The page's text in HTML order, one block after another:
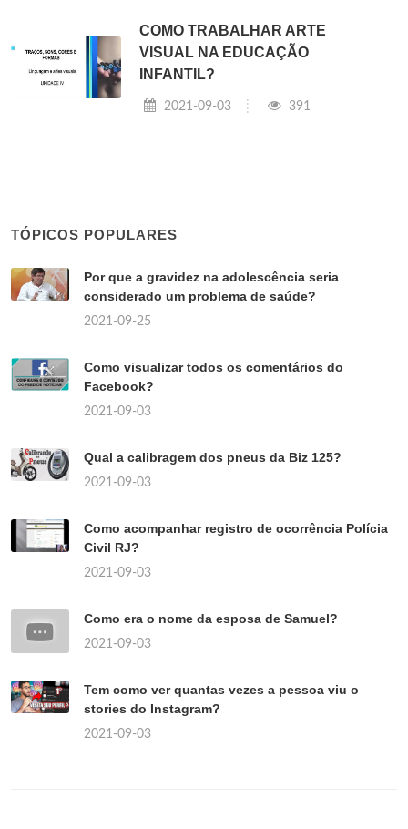
COMO TRABALHAR ARTE
VISUAL NA EDUCAÇÃO
INFANTIL?
2021-09-03 391
TÓPICOS POPULARES
Por que a gravidez na adolescência seria
considerado um problema de saúde?
2021-09-25
Como visualizar todos os comentários do
Facebook?
2021-09-03
Qual a calibragem dos pneus da Biz 125?
2021-09-03
Como acompanhar registro de ocorrência Polícia
Civil RJ?
2021-09-03
Como era o nome da esposa de Samuel?
2021-09-03
Tem como ver quantas vezes a pessoa viu o
stories do Instagram?
2021-09-03